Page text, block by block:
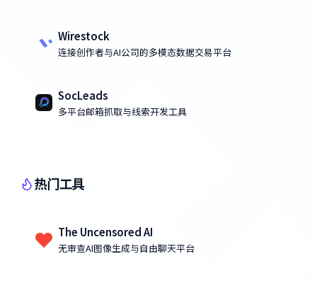
Wirestock
连接创作者与AI公司的多模态数据交易平台
SocLeads
多平台邮箱抓取与线索开发工具
热门工具
The Uncensored AI
无审查AI图像生成与自由聊天平台